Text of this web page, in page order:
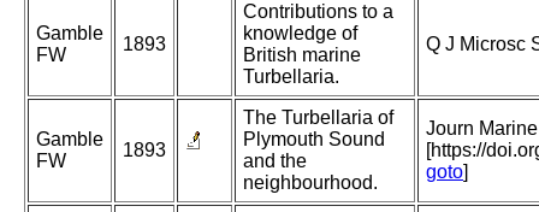
Gamble
FW
1893
Contributions to a
knowledge of
British marine
Turbellaria.
Q J Microsc
Gamble
FW
1893
The Turbellaria of
Plymouth Sound
and the
neighbourhood.
Journ
[https://
goto]